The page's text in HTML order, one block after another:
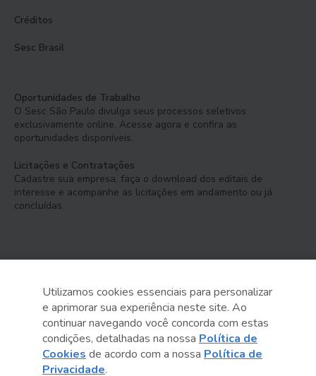
Créditos
Sesc Brasil
Oportunidades de Trabalho
O Sesc São Paulo divulga seus processos seletivos
exclusivamente online. Acesse agora e confira as
oportunidades disponíveis.
Licitações e Contratações
Cadastre sua empresa, faça o download dos editais de
interesse e acompanhe as licitações em andamento ou já
concluídas.
Serviço Social do Comércio
Administração Regional no Estado de São Paulo
Sesc São Paulo por aí:
Utilizamos cookies essenciais para personalizar
e aprimorar sua experiência neste site. Ao
continuar navegando você concorda com estas
condições, detalhadas na nossa Política de
Cookies de acordo com a nossa Política de
Privacidade.